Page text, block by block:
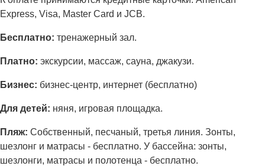
Express, Visa, Master Card и JCB.
Бесплатно: тренажерный зал.
Платно: экскурсии, массаж, сауна, джакузи.
Бизнес: бизнес-центр, интернет (бесплатно)
Для детей: няня, игровая площадка.
Пляж: Собственный, песчаный, третья линия. Зонты,
шезлонг и матрасы - бесплатно. У бассейна: зонты,
шезлонги, матрасы и полотенца - бесплатно.